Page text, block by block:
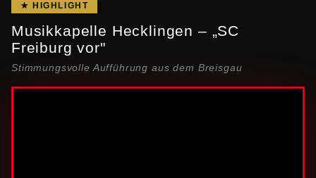
★ HIGHLIGHT
Musikkapelle Hecklingen – „SC
Freiburg vor"
Stimmungsvolle Aufführung aus dem Breisgau